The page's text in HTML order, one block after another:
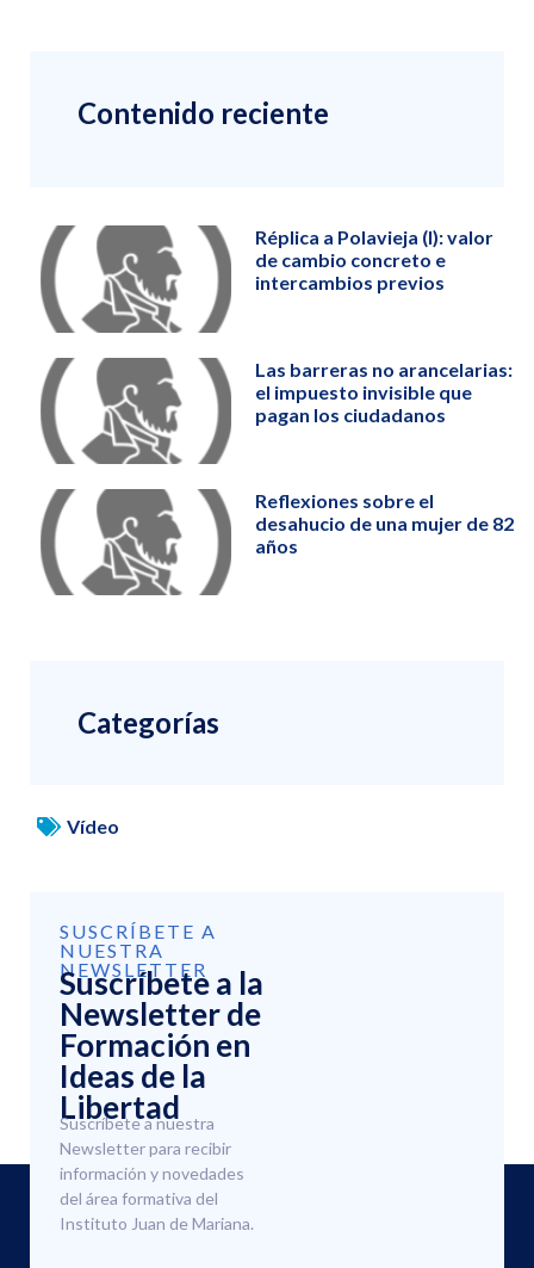
Contenido reciente
Réplica a Polavieja (I): valor
de cambio concreto e
intercambios previos
Las barreras no arancelarias:
el impuesto invisible que
pagan los ciudadanos
Reflexiones sobre el
desahucio de una mujer de 82
años
Categorías
Vídeo
SUSCRÍBETE A
NUESTRA
NEWSLETTER
Suscríbete a la
Newsletter de
Formación en
Ideas de la
Libertad
Suscríbete a nuestra
Newsletter para recibir
información y novedades
del área formativa del
Instituto Juan de Mariana.